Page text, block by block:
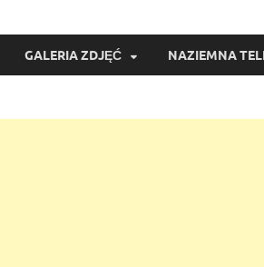
Wideo
GALERIA ZDJĘĆ NAZIEMNA